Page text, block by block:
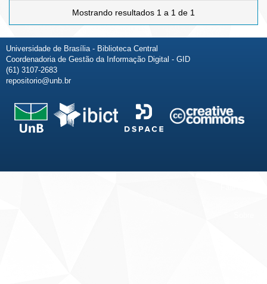
Mostrando resultados 1 a 1 de 1
Universidade de Brasília - Biblioteca Central
Coordenadoria de Gestão da Informação Digital - GID
(61) 3107-2683
repositorio@unb.br